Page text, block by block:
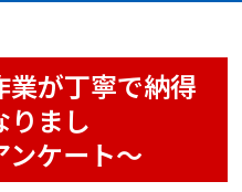
が丁寧で納得
りまし
ケート〜